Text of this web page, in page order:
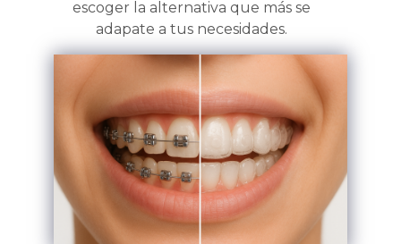
escoger la alternativa que más se
adapate a tus necesidades.